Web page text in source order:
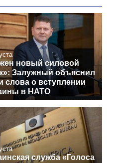
новый силовой
Залужный объяснил
слова о вступлении
в НАТО
служба «Голоса